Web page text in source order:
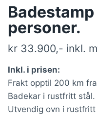
personer.
kr 33.900,- inkl.
Inkl. i prisen:
Frakt opptil 200 km fra
Badekar i rustfritt stål.
Utvendig ovn i rustfritt